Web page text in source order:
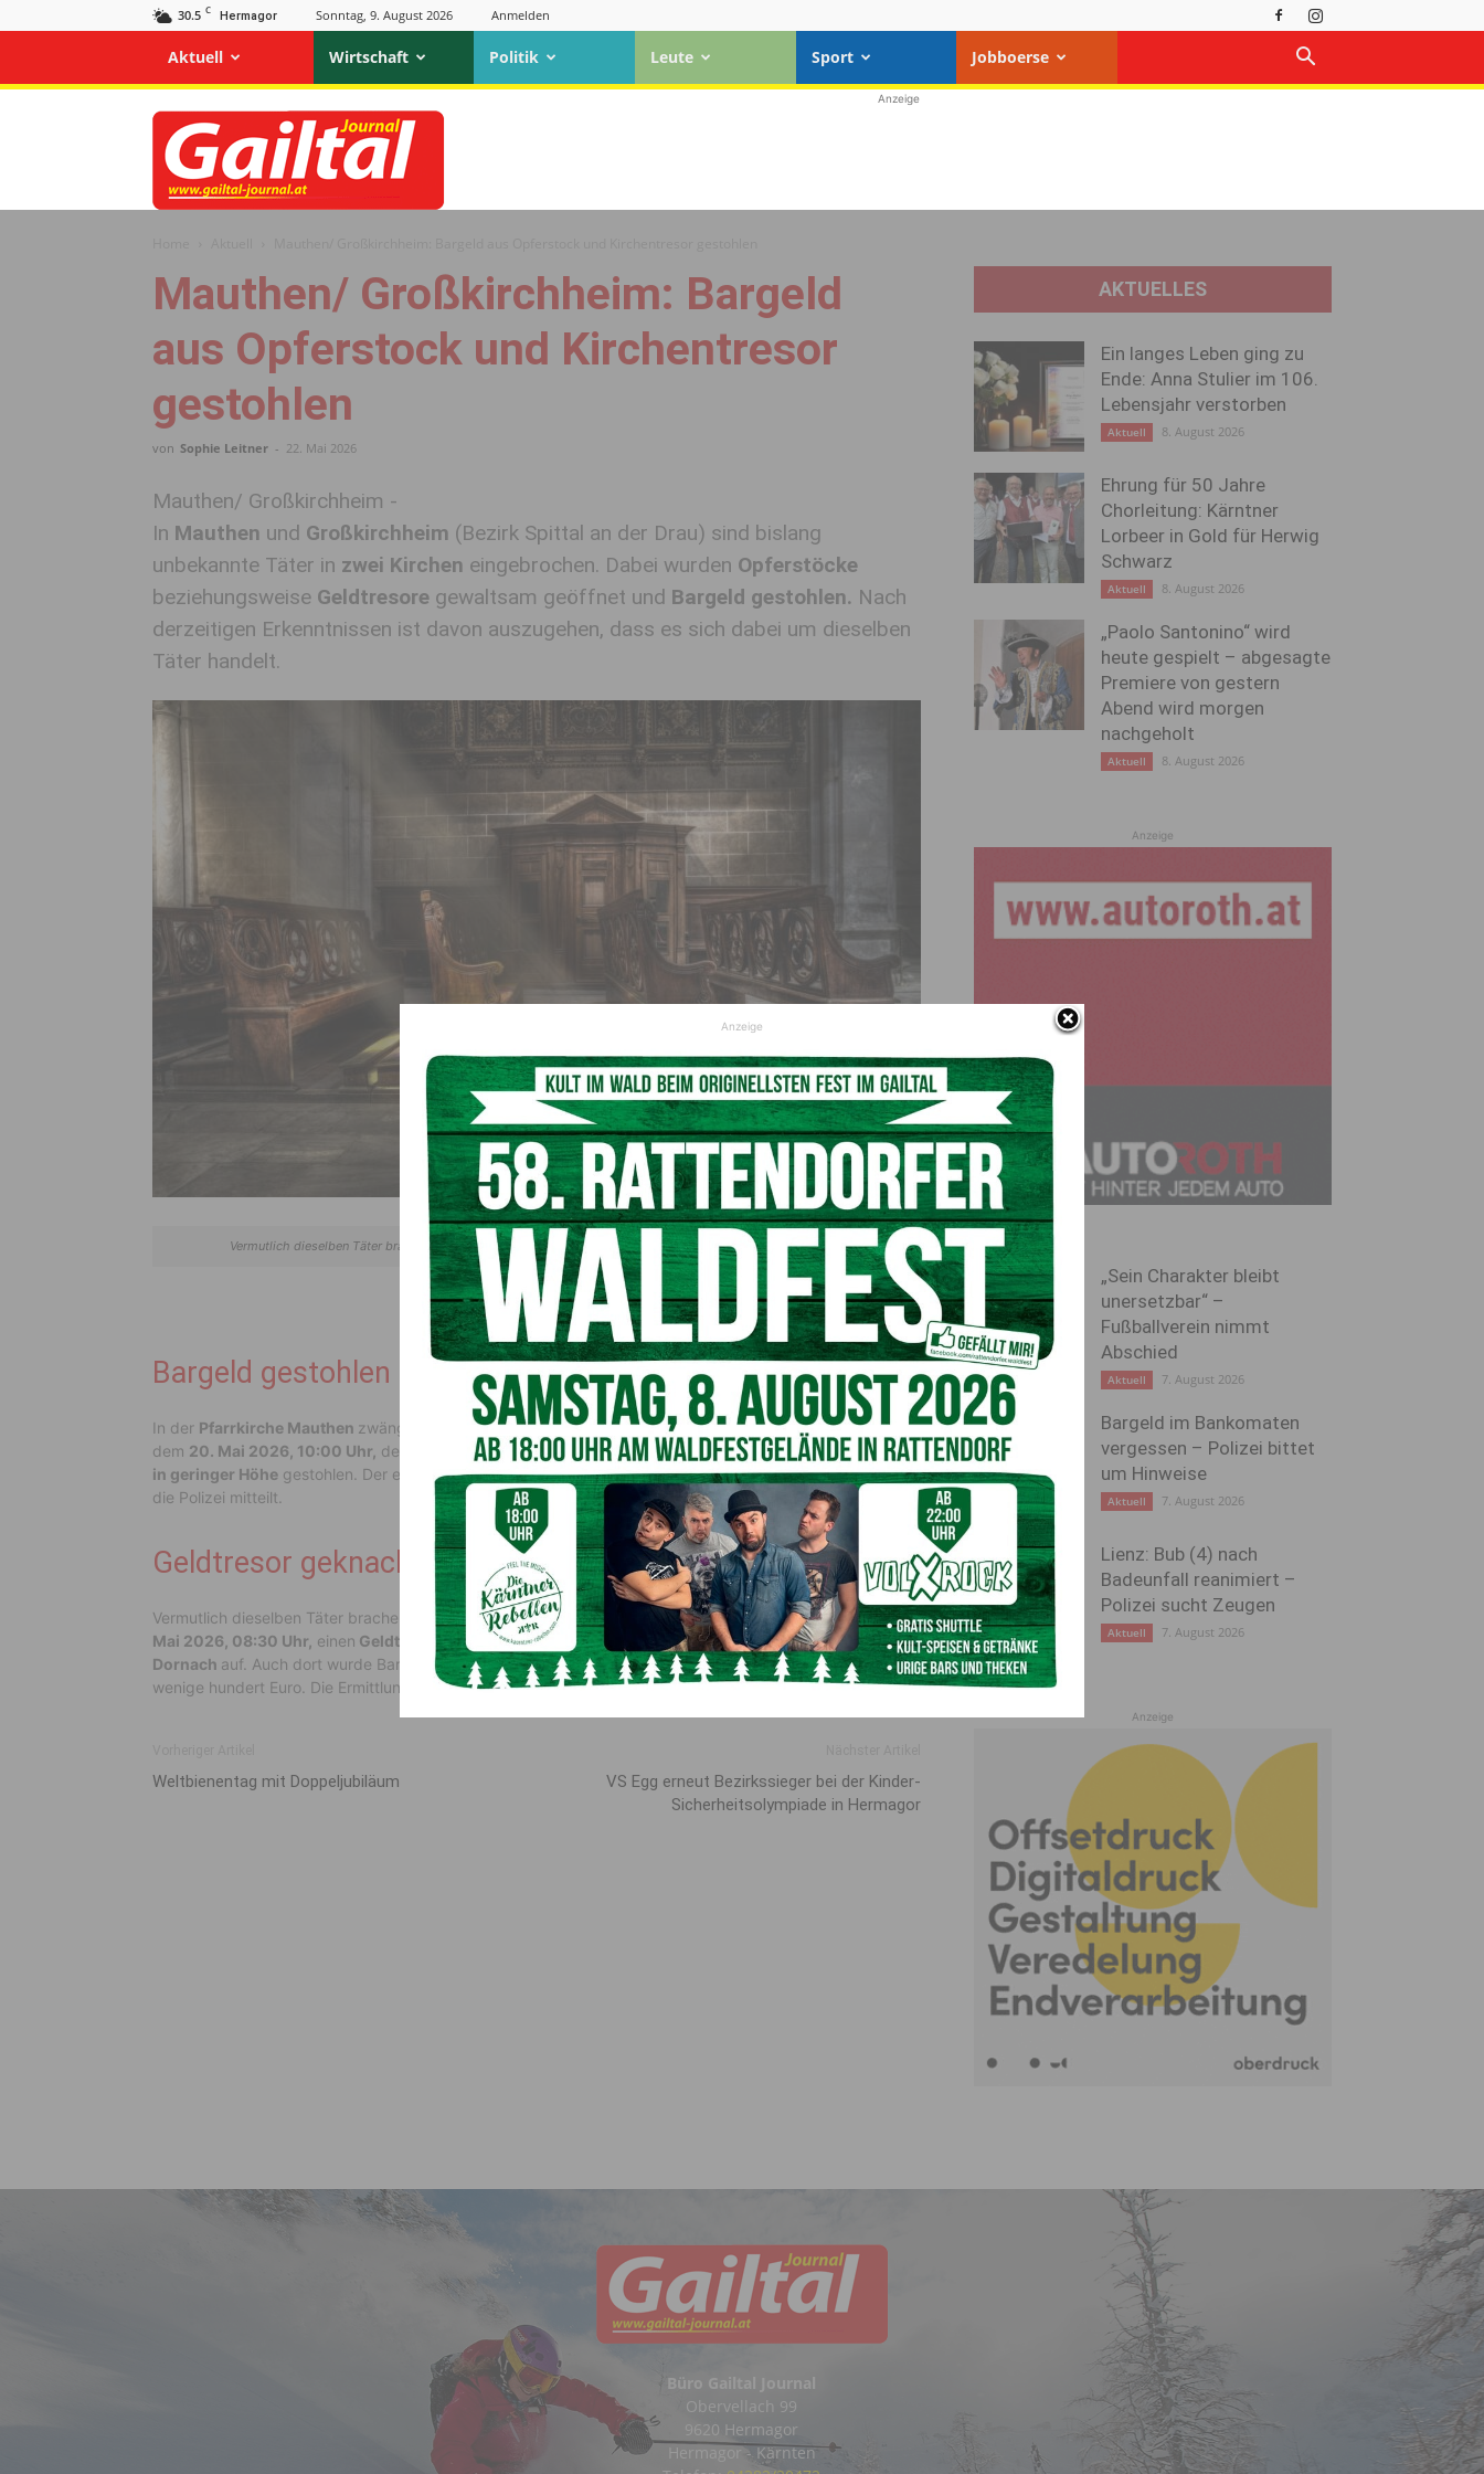
30.5 C Hermagor Sonntag, 9. August 2026 Anmelden
Aktuell Wirtschaft Politik Leute Sport Jobboerse
Gailtal
Journal
Anzeige
Mauthen/ Großkirchheim: Bargeld
aus Opferstock und Kirchentresor
gestohlen
von Sophie Leitner - 22. Mai 2026
Mauthen/ Großkirchheim -
In Mauthen und Großkirchheim (Bezirk Spittal an der Drau) sind bislang
unbekannte Täter in zwei Kirchen eingebrochen. Dabei wurden Opferstöcke
beziehungsweise Geldtresore gewaltsam geöffnet und Bargeld gestohlen. Nach
derzeitigen Erkenntnissen ist davon auszugehen, dass es sich dabei um dieselben
Täter handelt.
Vermutlich dieselben Täter brachen in Mauthen und Großkirchheim Opferstöcke und einen Kirchentresor auf
© Symbolfoto Pixabay
Bargeld gestohlen
In der Pfarrkirche Mauthen zwängten unbekannte Täter zwischen dem17. Mai 2026, 09:00 Uhr,und
dem 20. Mai 2026, 10:00 Uhr, den Opferstock im Eingangsbereich der Kirche auf. Dabei wurde Bargeld
in geringer Höhe gestohlen. Der entstandene Gesamtschaden beläuft sich auf wenige hundert Euro, wie
die Polizei mitteilt.
Geldtresor geknackt
Vermutlich dieselben Täter brachen zudem zwischen dem 19. Mai 2026, etwa 19:00 Uhr,und dem20.
Mai 2026, 08:30 Uhr, einen Geldtresor an einem Opferlichtständer im Vorraum derFilialkirche Maria
Dornach auf. Auch dort wurde Bargeld in geringer Höhe gestohlen. Der Gesamtschaden beträgt ebenfalls
wenige hundert Euro. Die Ermittlungen der Polizei laufen.
Weltbienentag mit Doppeljubiläum
VS Egg erneut Bezirkssieger bei der Kinder-
Sicherheitsolympiade in Hermagor
AKTUELLES
Ein langes Leben ging zu
Ende: Anna Stulier im 106.
Lebensjahr verstorben
Aktuell 8. August 2026
Ehrung für 50 Jahre
Chorleitung: Kärntner
Lorbeer in Gold für Herwig
Schwarz
Aktuell 8. August 2026
„Paolo Santonino“ wird
heute gespielt – abgesagte
Premiere von gestern
Abend wird morgen
nachgeholt
Aktuell 8. August 2026
Anzeige
„Sein Charakter bleibt
unersetzbar“ –
Fußballverein nimmt
Abschied
Aktuell 7. August 2026
Bargeld im Bankomaten
vergessen – Polizei bittet
um Hinweise
Aktuell 7. August 2026
Lienz: Bub (4) nach
Badeunfall reanimiert –
Polizei sucht Zeugen
Aktuell 7. August 2026
Anzeige
Büro Gailtal Journal
Obervellach 99
9620 Hermagor
Hermagor - Kärnten
Anzeige